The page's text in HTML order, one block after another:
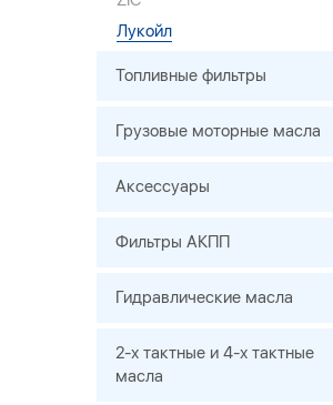
Лукойл
Топливные фильтры
Грузовые моторные масла
Аксессуары
Фильтры АКПП
Гидравлические масла
2-х тактные и 4-х тактные
масла